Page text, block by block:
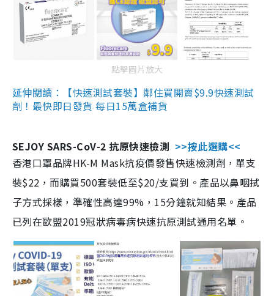
點擊圖片放大
延伸閱讀：【快速測試套裝】鄰住買開賣$9.9快速測試
劑！最快即日發貨 每日15萬盒補貨
SEJOY SARS-CoV-2 抗原快速檢測 >>按此選購<<
香港口罩品牌HK-M Mask抗疫價發售快速檢測劑，單支
裝$22，而購買500套裝低至$20/支買到。產品以鼻咽拭
子方式採樣，準確性高達99%，15分鐘就知結果。產品
已列在歐盟2019冠狀病毒病快速抗原測試通用名單。